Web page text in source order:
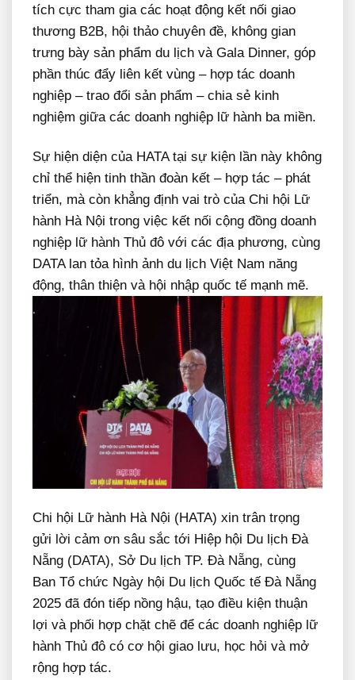
tích cực tham gia các hoạt động kết nối giao
thương B2B, hội thảo chuyên đề, không gian
trưng bày sản phẩm du lịch và Gala Dinner, góp
phần thúc đẩy liên kết vùng – hợp tác doanh
nghiệp – trao đổi sản phẩm – chia sẻ kinh
nghiệm giữa các doanh nghiệp lữ hành ba miền.
Sự hiện diện của HATA tại sự kiện lần này không
chỉ thể hiện tinh thần đoàn kết – hợp tác – phát
triển, mà còn khẳng định vai trò của Chi hội Lữ
hành Hà Nội trong việc kết nối cộng đồng doanh
nghiệp lữ hành Thủ đô với các địa phương, cùng
DATA lan tỏa hình ảnh du lịch Việt Nam năng
động, thân thiện và hội nhập quốc tế mạnh mẽ.
Chi hội Lữ hành Hà Nội (HATA) xin trân trọng
gửi lời cảm ơn sâu sắc tới Hiệp hội Du lịch Đà
Nẵng (DATA), Sở Du lịch TP. Đà Nẵng, cùng
Ban Tổ chức Ngày hội Du lịch Quốc tế Đà Nẵng
2025 đã đón tiếp nồng hậu, tạo điều kiện thuận
lợi và phối hợp chặt chẽ để các doanh nghiệp lữ
hành Thủ đô có cơ hội giao lưu, học hỏi và mở
rộng hợp tác.